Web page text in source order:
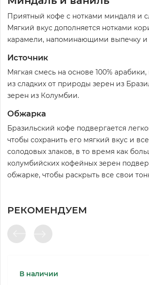
Приятный кофе с нотками миндаля и
Мягкий вкус дополняется нотками
карамели, напоминающими выпечку и
Источник
Мягкая смесь на основе 100% арабики,
из сладких от природы зерен из
зерен из Колумбии.
Обжарка
Бразильский кофе подвергается
чтобы сохранить его мягкий вкус и
солодовых злаков, в то время как
колумбийских кофейных зерен
обжарке, чтобы раскрыть все свои
РЕКОМЕНДУЕМ
В наличии